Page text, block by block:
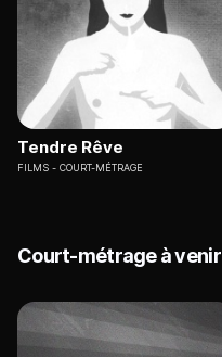
Tendre Rêve
FILMS COURT-MÉTRAGE
Court-métrage à venir